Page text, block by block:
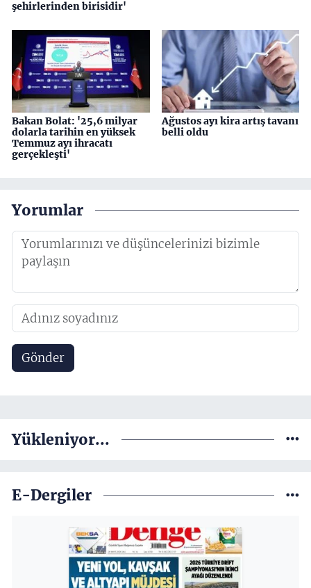
şehirlerinden birisidir'
Bakan Bolat: '25,6 milyar
dolarla tarihin en yüksek
Temmuz ayı ihracatı
gerçekleşti'
Ağustos ayı kira artış tavanı
belli oldu
Yorumlar
Gönder
Yükleniyor...
E-Dergiler